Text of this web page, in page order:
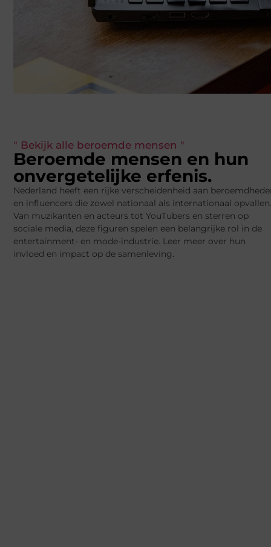
" Bekijk alle beroemde mensen "
Beroemde mensen en hun
onvergetelijke erfenis.
Nederland heeft een rijke verscheidenheid aan
en influencers die zowel nationaal als internationaal opvallen.
Van muzikanten en acteurs tot YouTubers en sterren op
sociale media, deze figuren spelen een belangrijke rol in de
entertainment- en mode-industrie. Leer meer over hun
invloed en impact op de samenleving.